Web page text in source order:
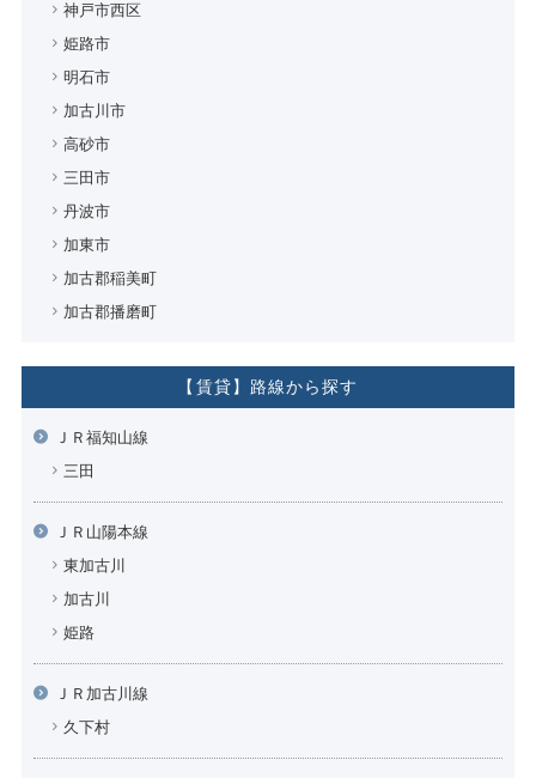
神戸市西区
姫路市
明石市
加古川市
高砂市
三田市
丹波市
加東市
加古郡稲美町
加古郡播磨町
【賃貸】路線から探す
ＪＲ福知山線
三田
ＪＲ山陽本線
東加古川
加古川
姫路
ＪＲ加古川線
久下村